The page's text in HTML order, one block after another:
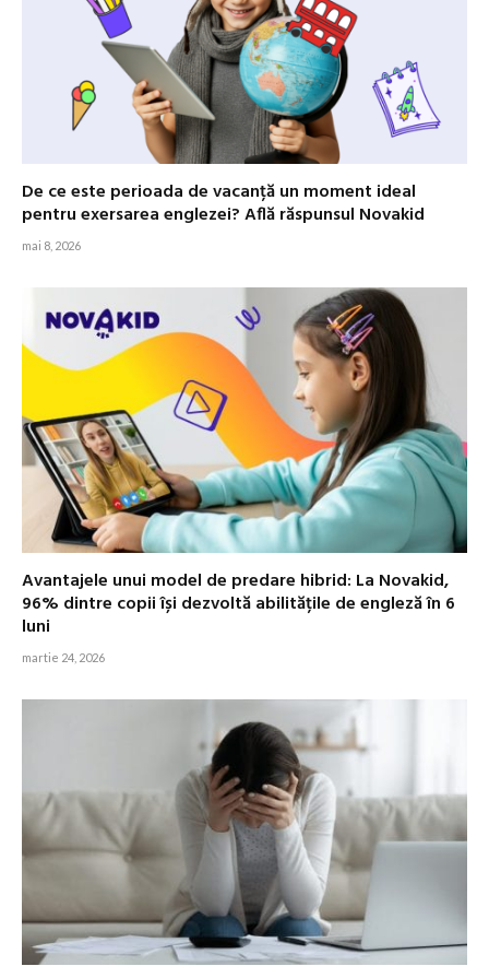
De ce este perioada de vacanță un moment ideal
pentru exersarea englezei? Află răspunsul Novakid
mai 8, 2026
Avantajele unui model de predare hibrid: La Novakid,
96% dintre copii își dezvoltă abilitățile de engleză în 6
luni
martie 24, 2026